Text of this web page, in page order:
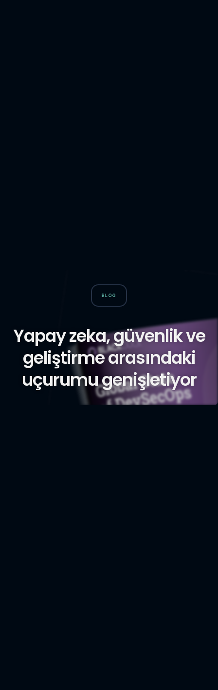
BLOG
Yapay zeka, güvenlik ve
geliştirme arasındaki
uçurumu genişletiyor